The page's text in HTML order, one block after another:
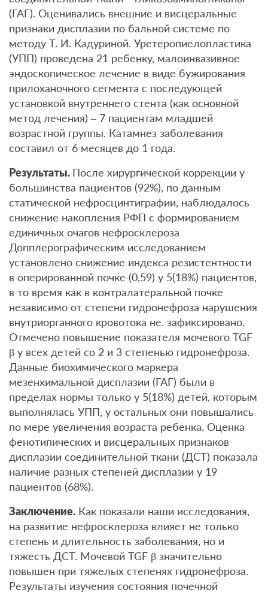
(ГАГ). Оценивались внешние и висцеральные
признаки дисплазии по бальной системе по
методу Т. И. Кадуриной. Уретеропиелопластика
(УПП) проведена 21 ребенку, малоинвазивное
эндоскопическое лечение в виде бужирования
прилоханочного сегмента с последующей
установкой внутреннего стента (как основной
метод лечения) – 7 пациентам младшей
возрастной группы. Катамнез заболевания
составил от 6 месяцев до 1 года.
Результаты. После хирургической коррекции у
большинства пациентов (92%), по данным
статической нефросцинтиграфии, наблюдалось
снижение накопления РФП с формированием
единичных очагов нефросклероза
Допплерографическим исследованием
установлено снижение индекса резистентности
в оперированной почке (0,59) у 5(18%) пациентов,
в то время как в контралатеральной почке
независимо от степени гидронефроза нарушения
внутриорганного кровотока не. зафиксировано.
Отмечено повышение показателя мочевого TGF
β у всех детей со 2 и 3 степенью гидронефроза.
Данные биохимического маркера
мезенхимальной дисплазии (ГАГ) были в
пределах нормы только у 5(18%) детей, которым
выполнялась УПП, у остальных они повышались
по мере увеличения возраста ребенка. Оценка
фенотипических и висцеральных признаков
дисплазии соединительной ткани (ДСТ) показала
наличие разных степеней дисплазии у 19
пациентов (68%).
Заключение. Как показали наши исследования,
на развитие нефросклероза влияет не только
степень и длительность заболевания, но и
тяжесть ДСТ. Мочевой TGF β значительно
повышен при тяжелых степенях гидронефроза.
Результаты изучения состояния почечной